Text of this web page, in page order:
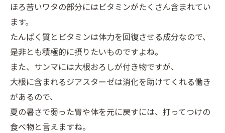
ほろ苦いワタの部分にはビタミンがたくさん含まれてい
ます。
たんぱく質とビタミンは体力を回復させる成分なので、
是非とも積極的に摂りたいものですよね。
また、サンマには大根おろしが付き物ですが、
大根に含まれるジアスターゼは消化を助けてくれる働き
があるので、
夏の暑さで弱った胃や体を元に戻すには、打ってつけの
食べ物と言えますね。